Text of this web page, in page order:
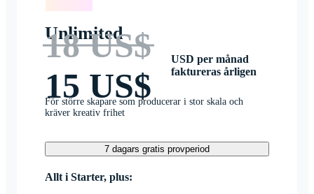
Unlimited
18 US$
15 US$
USD per månad
faktureras årligen
För större skapare som producerar i stor skala och
kräver kreativ frihet
7 dagars gratis provperiod
Allt i Starter, plus: